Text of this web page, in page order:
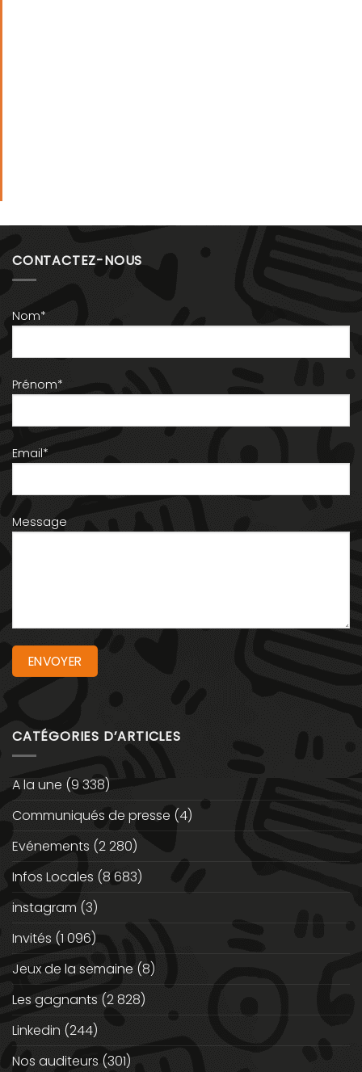
CONTACTEZ-NOUS
Nom*
Prénom*
Email*
Message
CATÉGORIES D’ARTICLES
A la une (9 338)
Communiqués de presse (4)
Evénements (2 280)
Infos Locales (8 683)
instagram (3)
Invités (1 096)
Jeux de la semaine (8)
Les gagnants (2 828)
Linkedin (244)
Nos auditeurs (301)